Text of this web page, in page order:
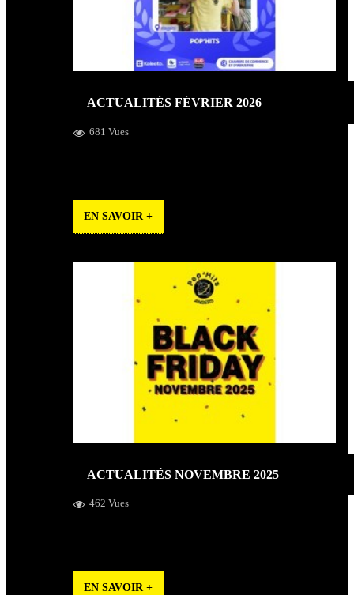
ACTUALITÉS FÉVRIER 2026
681 Vues
EN SAVOIR +
ACTUALITÉS NOVEMBRE 2025
462 Vues
EN SAVOIR +